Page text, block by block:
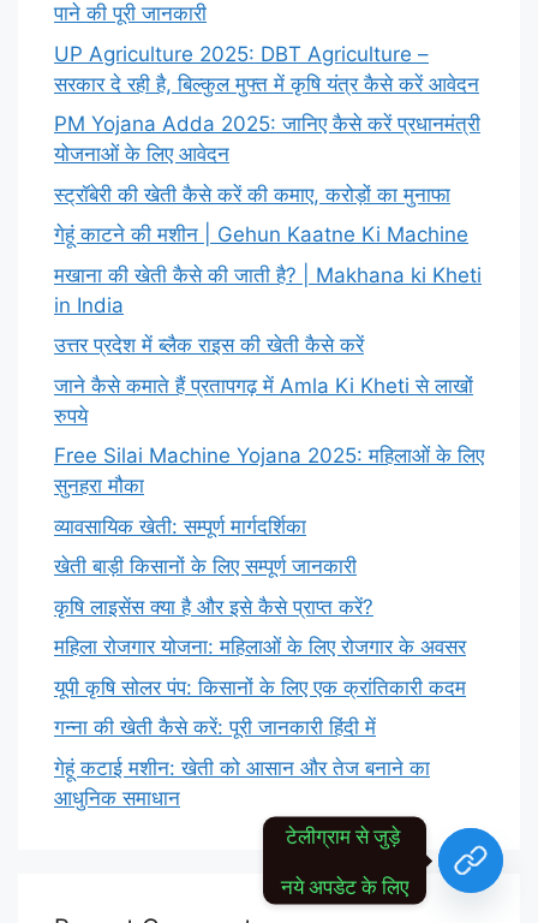
पाने की पूरी जानकारी
UP Agriculture 2025: DBT Agriculture –
सरकार दे रही है, बिल्कुल मुफ्त में कृषि यंत्र कैसे करें आवेदन
PM Yojana Adda 2025: जानिए कैसे करें प्रधानमंत्री
योजनाओं के लिए आवेदन
स्ट्रॉबेरी की खेती कैसे करें की कमाए, करोड़ों का मुनाफा
गेहूं काटने की मशीन | Gehun Kaatne Ki Machine
मखाना की खेती कैसे की जाती है? | Makhana ki Kheti
in India
उत्तर प्रदेश में ब्लैक राइस की खेती कैसे करें
जाने कैसे कमाते हैं प्रतापगढ़ में Amla Ki Kheti से लाखों
रुपये
Free Silai Machine Yojana 2025: महिलाओं के लिए
सुनहरा मौका
व्यावसायिक खेती: सम्पूर्ण मार्गदर्शिका
खेती बाड़ी किसानों के लिए सम्पूर्ण जानकारी
कृषि लाइसेंस क्या है और इसे कैसे प्राप्त करें?
महिला रोजगार योजना: महिलाओं के लिए रोजगार के अवसर
यूपी कृषि सोलर पंप: किसानों के लिए एक क्रांतिकारी कदम
गन्ना की खेती कैसे करें: पूरी जानकारी हिंदी में
गेहूं कटाई मशीन: खेती को आसान और तेज बनाने का
आधुनिक समाधान
टेलीग्राम से जुड़े
नये अपडेट के लिए